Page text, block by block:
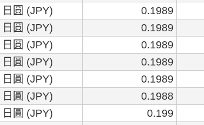
日圓 (JPY) 0.1989
日圓 (JPY) 0.1989
日圓 (JPY) 0.1989
日圓 (JPY) 0.1989
日圓 (JPY) 0.1989
日圓 (JPY) 0.1988
日圓 (JPY) 0.199